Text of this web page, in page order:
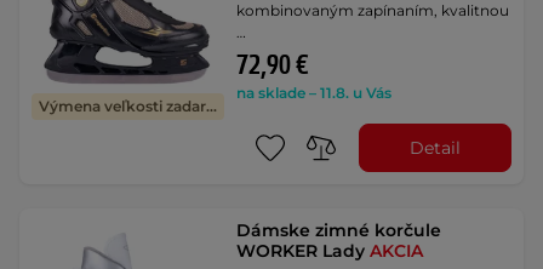
Výmena veľkosti zadarmo
kombinovaným zapínaním, kvalitnou
…
72,90 €
na sklade – 11.8. u Vás
Detail
Dámske zimné korčule
WORKER LadyAKCIA